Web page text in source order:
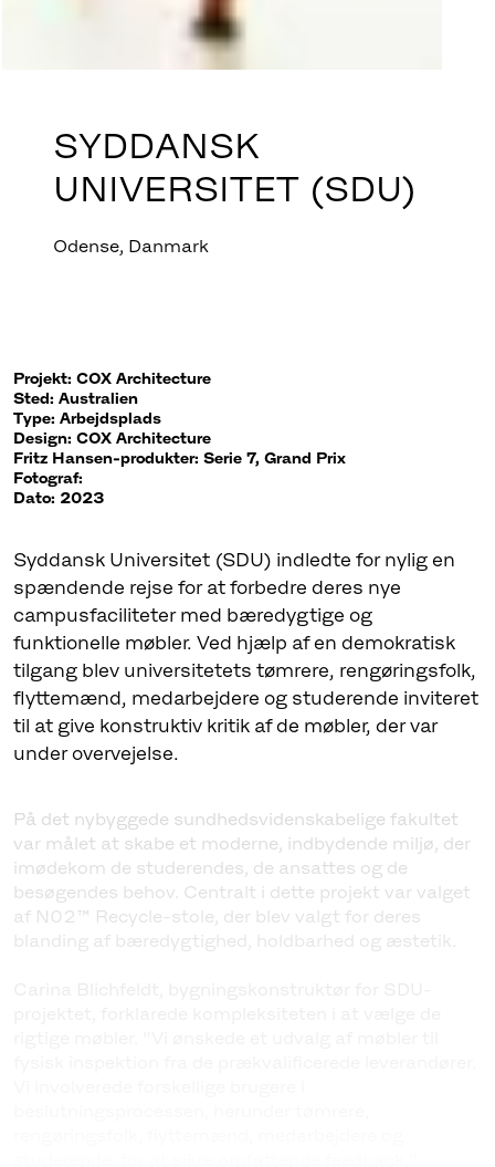
SYDDANSK
UNIVERSITET (SDU)
Odense, Danmark
Projekt: COX Architecture
Sted: Australien
Type: Arbejdsplads
Design: COX Architecture
Fritz Hansen-produkter: Serie 7, Grand Prix
Fotograf:
Dato: 2023
Syddansk Universitet (SDU) indledte for nylig en
spændende rejse for at forbedre deres nye
campusfaciliteter med bæredygtige og
funktionelle møbler. Ved hjælp af en demokratisk
tilgang blev universitetets tømrere, rengøringsfolk,
flyttemænd, medarbejdere og studerende inviteret
til at give konstruktiv kritik af de møbler, der var
På det nybyggede sundhedsvidenskabelige fakultet
var målet at skabe et moderne, indbydende miljø, der
imødekom de studerendes, de ansattes og de
besøgendes behov. Centralt i dette projekt var valget
af N02™ Recycle-stole, der blev valgt for deres
blanding af bæredygtighed, holdbarhed og æstetik.